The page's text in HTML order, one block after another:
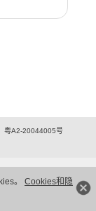
。 Cookies和隐
粤A2-20044005号